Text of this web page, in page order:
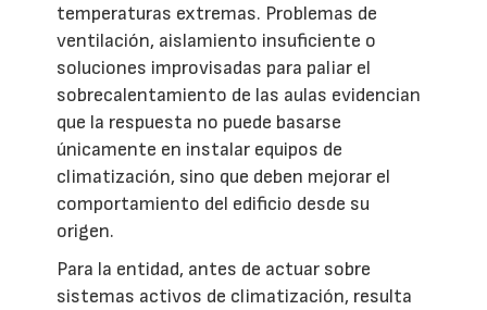
temperaturas extremas. Problemas de
ventilación, aislamiento insuficiente o
soluciones improvisadas para paliar el
sobrecalentamiento de las aulas evidencian
que la respuesta no puede basarse
únicamente en instalar equipos de
climatización, sino que deben mejorar el
comportamiento del edificio desde su
origen.
Para la entidad, antes de actuar sobre
sistemas activos de climatización, resulta